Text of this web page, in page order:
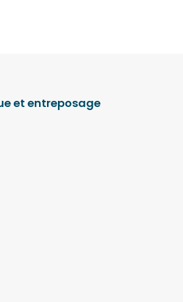
et entreposage